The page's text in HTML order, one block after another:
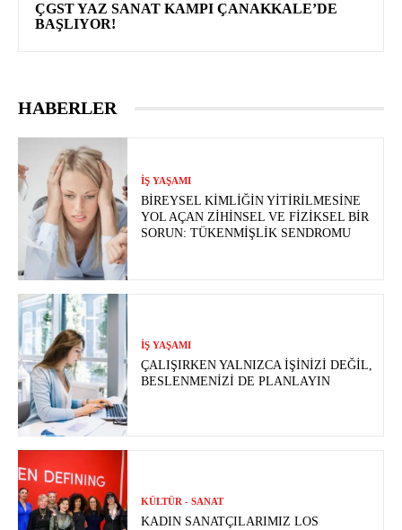
ÇGST YAZ SANAT KAMPI ÇANAKKALE’DE
BAŞLIYOR!
HABERLER
İŞ YAŞAMI
BIREYSEL KIMLIĞIN YITIRILMESINE
YOL AÇAN ZIHINSEL VE FIZIKSEL BIR
SORUN: TÜKENMIŞLIK SENDROMU
İŞ YAŞAMI
ÇALIŞIRKEN YALNIZCA İŞINIZI DEĞIL,
BESLENMENIZI DE PLANLAYIN
KÜLTÜR - SANAT
KADIN SANATÇILARIMIZ LOS